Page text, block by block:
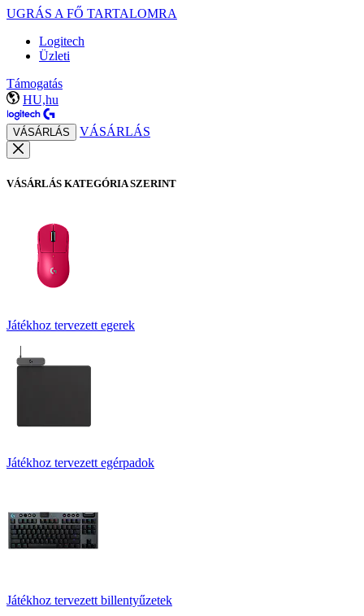
UGRÁS A FŐ TARTALOMRA
Logitech
Üzleti
Támogatás
HU,hu
VÁSÁRLÁS VÁSÁRLÁS
VÁSÁRLÁS KATEGÓRIA SZERINT
Játékhoz tervezett egerek
Játékhoz tervezett egérpadok
Játékhoz tervezett billentyűzetek